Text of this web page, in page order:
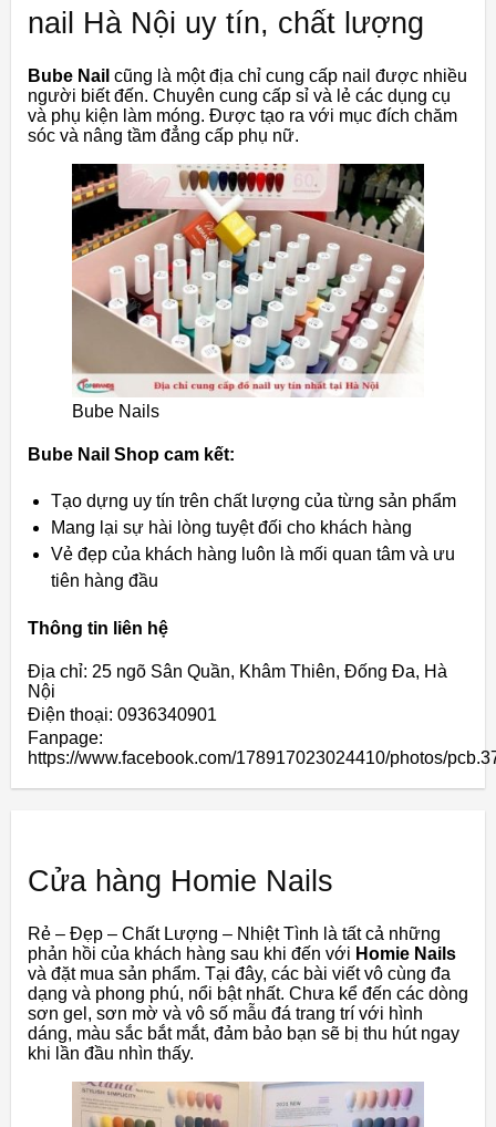
nail Hà Nội uy tín, chất lượng
Bube Nail cũng là một địa chỉ cung cấp nail được nhiều
người biết đến. Chuyên cung cấp sỉ và lẻ các dụng cụ
và phụ kiện làm móng. Được tạo ra với mục đích chăm
sóc và nâng tầm đẳng cấp phụ nữ.
Bube Nails
Bube Nail Shop cam kết:
Tạo dựng uy tín trên chất lượng của từng sản phẩm
Mang lại sự hài lòng tuyệt đối cho khách hàng
Vẻ đẹp của khách hàng luôn là mối quan tâm và ưu
tiên hàng đầu
Thông tin liên hệ
Địa chỉ: 25 ngõ Sân Quần, Khâm Thiên, Đống Đa, Hà
Nội
Điện thoại: 0936340901
Fanpage:
https://www.facebook.com/178917023024410/photos/
Cửa hàng Homie Nails
Rẻ – Đẹp – Chất Lượng – Nhiệt Tình là tất cả những
phản hồi của khách hàng sau khi đến với Homie Nails
và đặt mua sản phẩm. Tại đây, các bài viết vô cùng đa
dạng và phong phú, nổi bật nhất. Chưa kể đến các dòng
sơn gel, sơn mờ và vô số mẫu đá trang trí với hình
dáng, màu sắc bắt mắt, đảm bảo bạn sẽ bị thu hút ngay
khi lần đầu nhìn thấy.